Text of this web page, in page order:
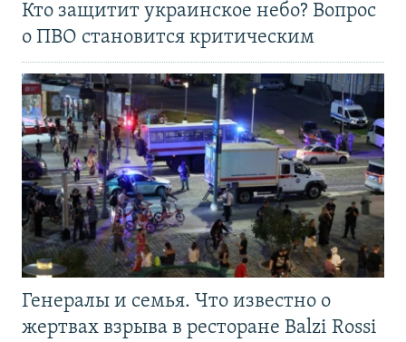
Кто защитит украинское небо? Вопрос
о ПВО становится критическим
Генералы и семья. Что известно о
жертвах взрыва в ресторане Balzi Rossi